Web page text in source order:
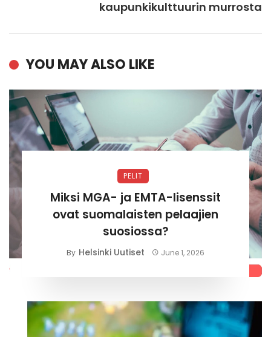
kaupunkikulttuurin murrosta
YOU MAY ALSO LIKE
PELIT
Miksi MGA- ja EMTA-lisenssit
ovat suomalaisten pelaajien
suosiossa?
By Helsinki Uutiset June 1, 2026